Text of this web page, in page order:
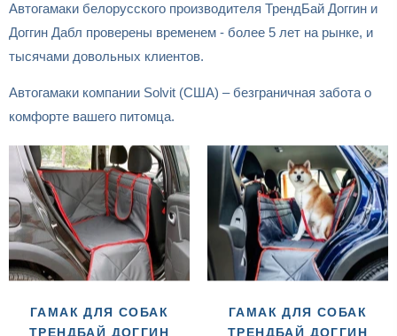
Автогамаки белорусского производителя ТрендБай Доггин и
Доггин Дабл проверены временем - более 5 лет на рынке, и
тысячами довольных клиентов.
Автогамаки компании Solvit (США) – безграничная забота о
комфорте вашего питомца.
ГАМАК ДЛЯ СОБАК
ТРЕНДБАЙ ДОГГИН
ГАМАК ДЛЯ СОБАК
ТРЕНДБАЙ ДОГГИН